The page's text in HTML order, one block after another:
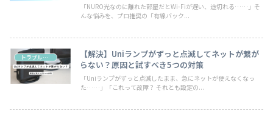
「NURO光なのに離れた部屋だとWi-Fiが遅い、途切れる……」そ
んな悩みを、プロ推奨の「有線バック...
トラブル・お悩み
【解決】Uniランプがずっと点滅してネットが繋が
らない？原因と試すべき5つの対策
「Uniランプがずっと点滅したまま、急にネットが使えなくなっ
た……」「これって故障？ それとも設定の...